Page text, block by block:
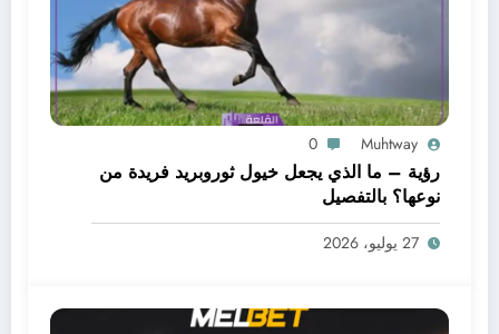
Muhtway
0
رؤية – ما الذي يجعل خيول ثوروبريد فريدة من
نوعها؟ بالتفصيل
27 يوليو، 2026